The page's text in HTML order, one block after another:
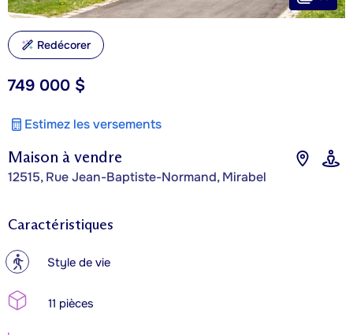
Maison à vendre
12515, Rue Jean-Baptiste-Normand, Mirabel
749 000 $
Estimez les versements
Redécorer
Caractéristiques
? Style de vie
11 pièces